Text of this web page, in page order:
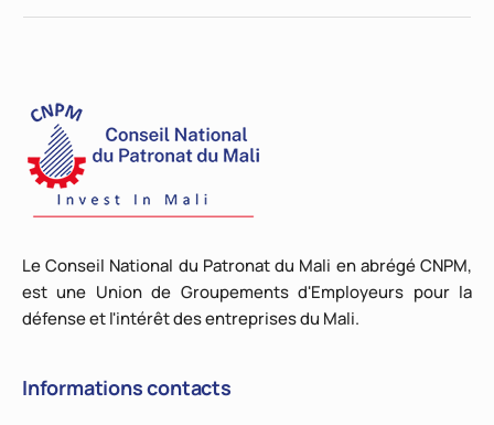
Le Conseil National du Patronat du Mali en abrégé CNPM,
est une Union de Groupements d'Employeurs pour la
défense et l'intérêt des entreprises du Mali.
Informations contacts